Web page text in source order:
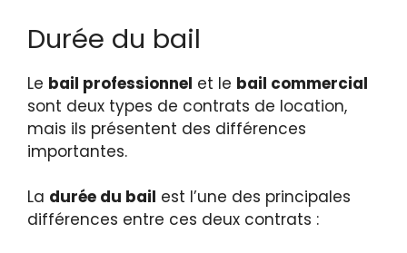
Durée du bail
Le bail professionnel et le bail commercial
sont deux types de contrats de location,
mais ils présentent des différences
importantes.
La durée du bail est l’une des principales
différences entre ces deux contrats :